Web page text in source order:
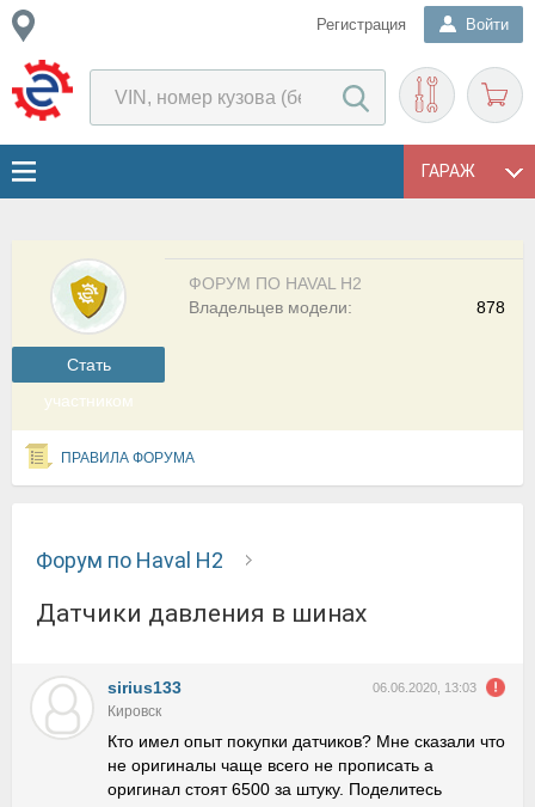
Регистрация Войти
ГАРАЖ
Cтать
участником
ФОРУМ ПО HAVAL H2
878
Владельцев модели:
ПРАВИЛА ФОРУМА
Форум по Haval H2
Датчики давления в шинах
sirius133 06.06.2020, 13:03
Кировск
Кто имел опыт покупки датчиков? Мне сказали что
не оригиналы чаще всего не прописать а
оригинал стоят 6500 за штуку. Поделитесь